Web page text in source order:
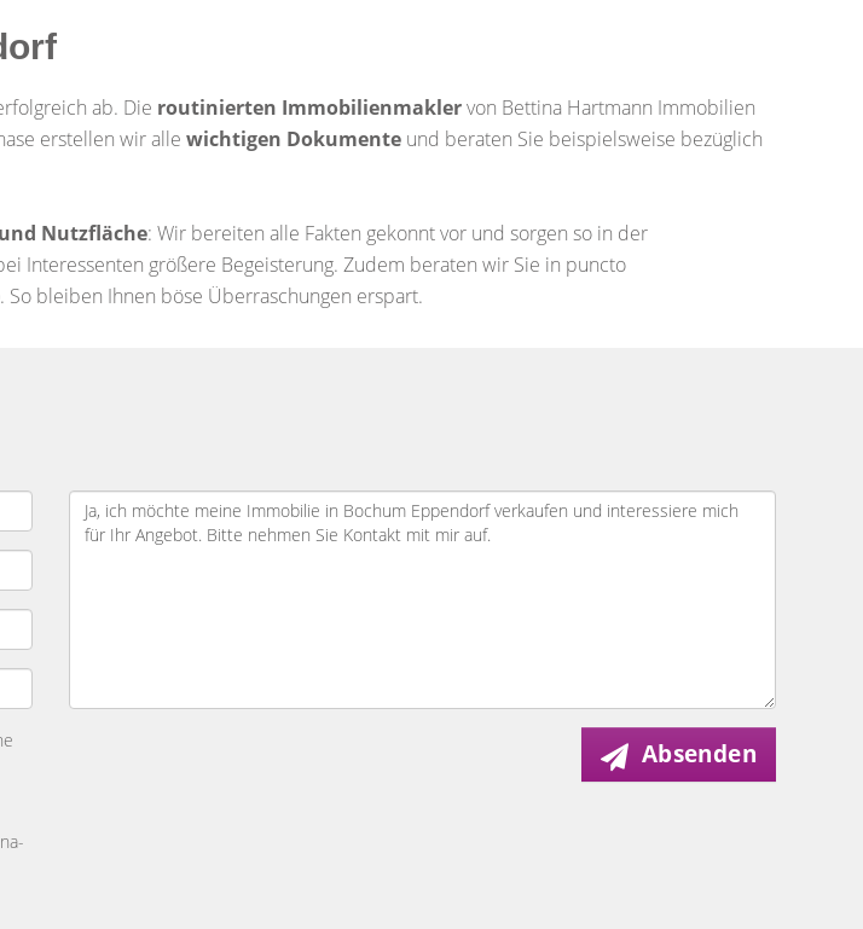
ab. Die routinierten Immobilienmaklervon Bettina Hartmann Immobilien
erstellen wir alle wichtigen Dokumente und beraten Sie beispielsweise bezüglich
Nutzfläche: Wir bereiten alle Fakten gekonnt vor und sorgen so in der
Interessenten größere Begeisterung. Zudem beraten wir Sie in puncto
. So bleiben Ihnen böse Überraschungen erspart.
Absenden